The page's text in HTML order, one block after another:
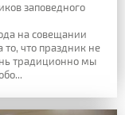
заповедного
на совещании
то, что праздник не
традиционно мы